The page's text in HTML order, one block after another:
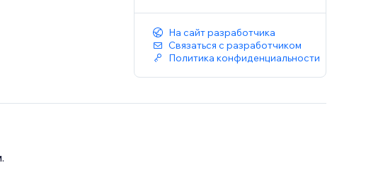
На сайт разработчика
Связаться с разработчиком
Политика конфиденциальности